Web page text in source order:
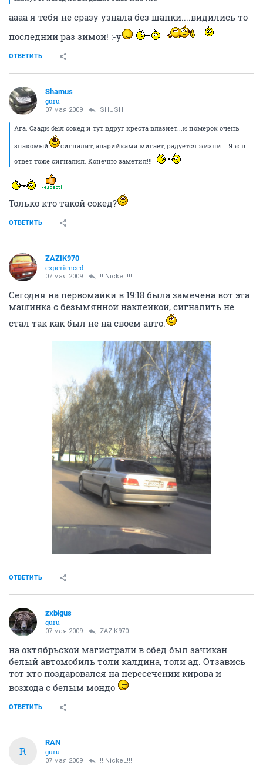
аааа я тебя не сразу узнала без шапки....видились то
последний раз зимой! :-y
ОТВЕТИТЬ
Shamus
guru
07 мая 2009 SHUSH
Ага. Сзади был сокед и тут вдруг креста влазиет...и номерок очень
знакомый
сигналит, аварийками мигает, радуется жизни... Я ж в
ответ тоже сигналил. Конечно заметил!!!
Только кто такой сокед?
ОТВЕТИТЬ
ZAZIK970
experienced
07 мая 2009 !!!NickeL!!!
Сегодня на первомайки в 19:18 была замечена вот эта
машинка с безымянной наклейкой, сигналить не
стал так как был не на своем авто.
ОТВЕТИТЬ
zxbigus
guru
07 мая 2009 ZAZIK970
на октябрьской магистрали в обед был зачикан
белый автомобиль толи калдина, толи ад. Отзавись
тот кто поздаровался на пересечении кирова и
возхода с белым мондо
ОТВЕТИТЬ
R
RAN
guru
07 мая 2009 !!!NickeL!!!